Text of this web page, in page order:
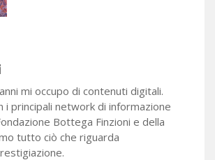
mi occupo di contenuti digitali.
i principali network di informazione
Bottega Finzioni e della
tutto ciò che riguarda